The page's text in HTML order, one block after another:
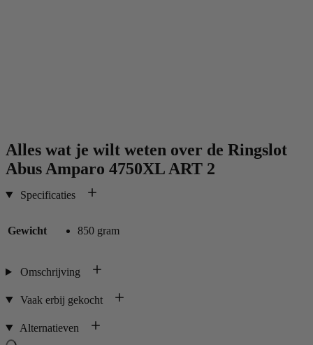
Alles wat je wilt weten over de Ringslot
Abus Amparo 4750XL ART 2
Specificaties
Gewicht 850 gram
Omschrijving
Vaak erbij gekocht
Alternatieven